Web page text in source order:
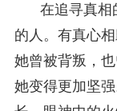
在追寻真相
的人。有真心
她曾被背叛，
她变得更加坚